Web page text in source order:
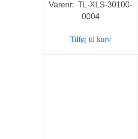
pris
var:
pris
Varenr: TL-XLS-30100-
0004
Tilføj til kurv